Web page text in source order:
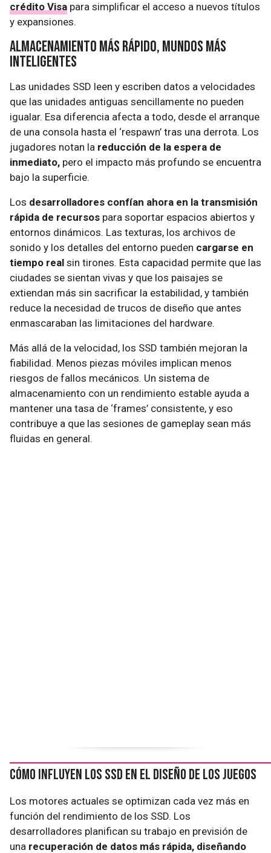
crédito Visa para simplificar el acceso a nuevos títulos
y expansiones.
Almacenamiento más rápido, mundos más
inteligentes
Las unidades SSD leen y escriben datos a velocidades
que las unidades antiguas sencillamente no pueden
igualar. Esa diferencia afecta a todo, desde el arranque
de una consola hasta el ‘respawn’ tras una derrota. Los
jugadores notan la reducción de la espera de
inmediato, pero el impacto más profundo se encuentra
bajo la superficie.
Los desarrolladores confían ahora en la transmisión
rápida de recursos para soportar espacios abiertos y
entornos dinámicos. Las texturas, los archivos de
sonido y los detalles del entorno pueden cargarse en
tiempo real sin tirones. Esta capacidad permite que las
ciudades se sientan vivas y que los paisajes se
extiendan más sin sacrificar la estabilidad, y también
reduce la necesidad de trucos de diseño que antes
enmascaraban las limitaciones del hardware.
Más allá de la velocidad, los SSD también mejoran la
fiabilidad. Menos piezas móviles implican menos
riesgos de fallos mecánicos. Un sistema de
almacenamiento con un rendimiento estable ayuda a
mantener una tasa de ‘frames’ consistente, y eso
contribuye a que las sesiones de gameplay sean más
fluidas en general.
Cómo influyen los SSD en el diseño de los juegos
Los motores actuales se optimizan cada vez más en
función del rendimiento de los SSD. Los
desarrolladores planifican su trabajo en previsión de
una recuperación de datos más rápida, diseñando